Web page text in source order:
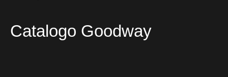
Catalogo Goodway